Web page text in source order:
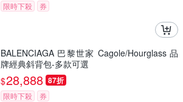
限時下殺 券
BALENCIAGA 巴黎世家 Cagole/Hourglass 品
牌經典斜背包-多款可選
$28,888 87折
限時下殺 券